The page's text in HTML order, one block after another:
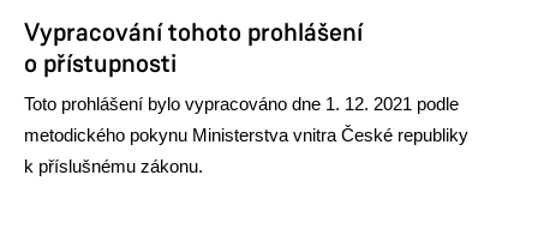
Vypracování tohoto prohlášení
o přístupnosti
Toto prohlášení bylo vypracováno dne 1. 12. 2021 podle
metodického pokynu Ministerstva vnitra České republiky
k příslušnému zákonu.